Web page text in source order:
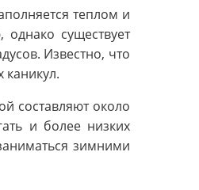
теплом и
существует
Известно, что
составляют около
и более низких
зимними